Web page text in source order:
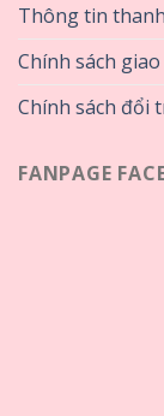
Thông tin
Chính sách
Chính sách đổi
FANPAGE